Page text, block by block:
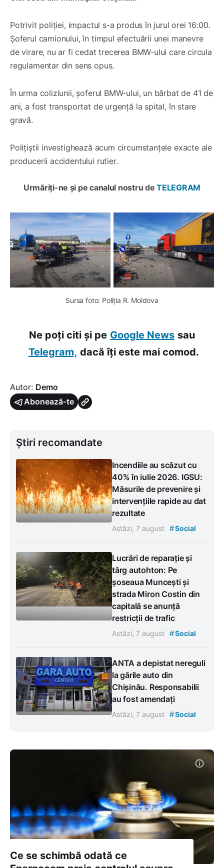
Potrivit poliției, impactul s-a produs în jurul orei 16:00.
Șoferul camionului, în timpul efectuării unei manevre
de virare, nu ar fi cedat trecerea BMW-ului care circula
regulamentar din sens opus.
În urma coliziunii, șoferul BMW-ului, un bărbat de 41 de
ani, a fost transportat de urgență la spital, în stare
gravă.
Polițiștii investighează acum circumstanțele exacte ale
producerii accidentului rutier.
Urmăriți-ne și pe canalul nostru deTELEGRAM
Sursa foto: Poliția R. Moldova
Ne poți citi și pe Google News sau
Telegram, dacă îți este mai comod.
Autor: Demo
Abonează-te
Știri recomandate
Incendiile au scăzut cu
40% în iulie 2026. IGSU:
Măsurile de prevenire și
intervențiile rapide au dat
rezultate
Astăzi, 7 august #Social
Lucrări de reparație și
târg autohton: Pe
șoseaua Muncești și
strada Miron Costin din
capitală se anunță
restricții de trafic
Astăzi, 7 august #Social
ANTA a depistat nereguli
la gările auto din
Chișinău. Responsabilii
au fost amendați
Astăzi, 7 august #Social
Ce se schimbă odată ce